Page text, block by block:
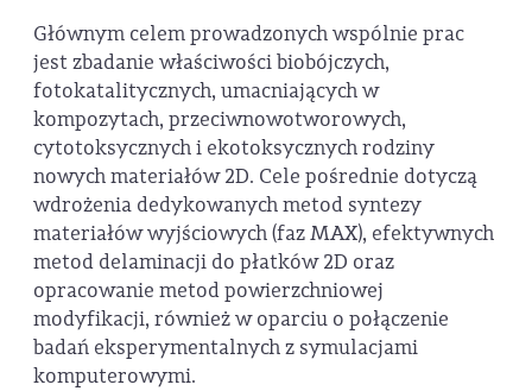
Głównym celem prowadzonych wspólnie prac
jest zbadanie właściwości biobójczych,
fotokatalitycznych, umacniających w
kompozytach, przeciwnowotworowych,
cytotoksycznych i ekotoksycznych rodziny
nowych materiałów 2D. Cele pośrednie dotyczą
wdrożenia dedykowanych metod syntezy
materiałów wyjściowych (faz MAX), efektywnych
metod delaminacji do płatków 2D oraz
opracowanie metod powierzchniowej
modyfikacji, również w oparciu o połączenie
badań eksperymentalnych z symulacjami
komputerowymi.